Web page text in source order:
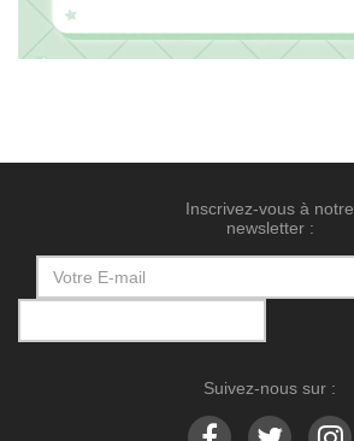
Inscrivez-vous à notre
newsletter :
Suivez-nous sur :